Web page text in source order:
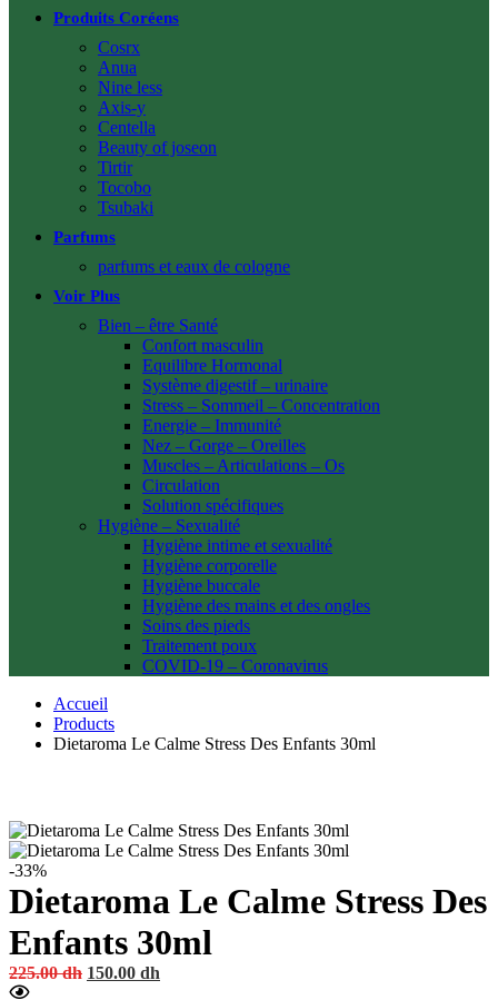
Produits Coréens
Cosrx
Anua
Nine less
Axis-y
Centella
Beauty of joseon
Tirtir
Tocobo
Tsubaki
Parfums
parfums et eaux de cologne
Voir Plus
Bien – être Santé
Confort masculin
Equilibre Hormonal
Système digestif – urinaire
Stress – Sommeil – Concentration
Energie – Immunité
Nez – Gorge – Oreilles
Muscles – Articulations – Os
Circulation
Solution spécifiques
Hygiène – Sexualité
Hygiène intime et sexualité
Hygiène corporelle
Hygiène buccale
Hygiène des mains et des ongles
Soins des pieds
Traitement poux
COVID-19 – Coronavirus
Accueil
Products
Dietaroma Le Calme Stress Des Enfants 30ml
-33%
Dietaroma Le Calme Stress Des
Enfants 30ml
225.00dh Original
150.00 dh